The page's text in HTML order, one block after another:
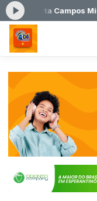
Roberta Campos